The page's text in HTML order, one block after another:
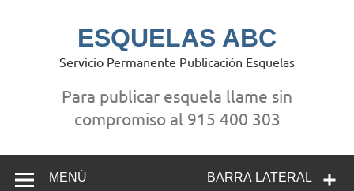
ESQUELAS ABC
Servicio Permanente Publicación Esquelas
Para publicar esquela llame sin
compromiso al 915 400 303
BARRA LATERAL
MENÚ